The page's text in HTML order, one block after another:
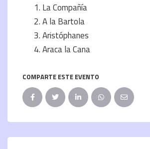
La Compañía
A la Bartola
Aristóphanes
Araca la Cana
COMPARTE ESTE EVENTO